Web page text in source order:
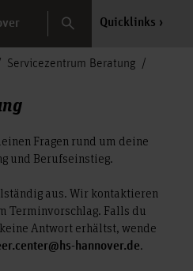
Search Quicklinks
Servicezentrum Beratung
Fragen rund um deine
und Berufseinstieg.
aus. Wir kontaktieren
Terminvorschlag. Falls du
Antwort erhältst, wende
hannover.de.